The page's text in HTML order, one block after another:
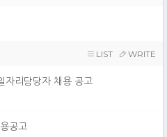
WRITE
LIST
자리담당자 채용 공고
공고